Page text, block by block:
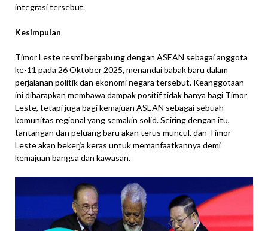
integrasi tersebut.
Kesimpulan
Timor Leste resmi bergabung dengan ASEAN sebagai anggota
ke-11 pada 26 Oktober 2025, menandai babak baru dalam
perjalanan politik dan ekonomi negara tersebut. Keanggotaan
ini diharapkan membawa dampak positif tidak hanya bagi Timor
Leste, tetapi juga bagi kemajuan ASEAN sebagai sebuah
komunitas regional yang semakin solid. Seiring dengan itu,
tantangan dan peluang baru akan terus muncul, dan Timor
Leste akan bekerja keras untuk memanfaatkannya demi
kemajuan bangsa dan kawasan.